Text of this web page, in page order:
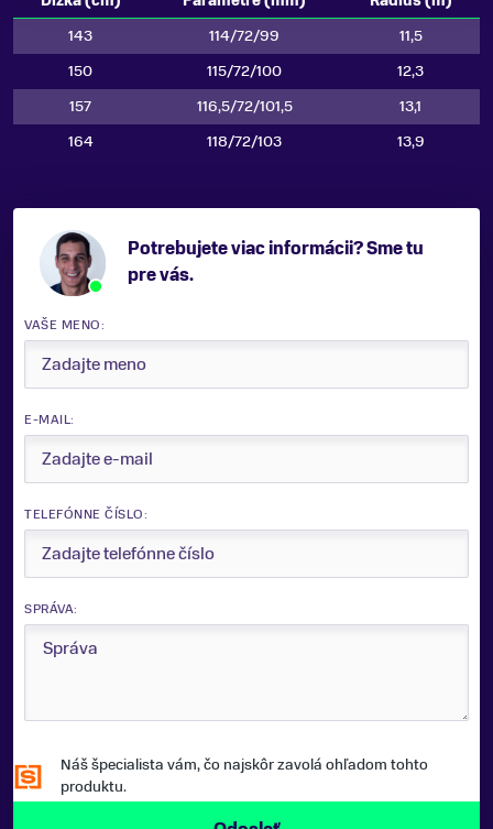
143
114/72/99
11,5
150
115/72/100
12,3
157
116,5/72/101,5
13,1
164
118/72/103 13,9
Potrebujete viac informácii? Sme tu
pre vás.
VAŠE MENO:
E-MAIL:
TELEFÓNNE ČÍSLO:
SPRÁVA:
Náš špecialista vám, čo najskôr zavolá ohľadom tohto
produktu.